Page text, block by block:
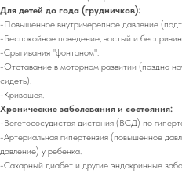
Для детей до года (грудничков):
-Повышенное внутричерепное давление
-Беспокойное поведение, частый и
-Срыгивания "фонтаном".
-Отставание в моторном развитии (поздно
сидеть).
-Кривошея.
Хронические заболевания и состояния:
-Вегетососудистая дистония (ВСД) по
-Артериальная гипертензия (повышенное
давление) у ребенка.
-Сахарный диабет и другие эндокринные